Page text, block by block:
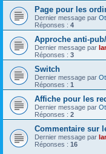
Page pour les
Dernier message par
Réponses : 4
Approche anti-
Dernier message par
Réponses : 3
Switch
Dernier message par
Réponses : 1
Affiche pour les
Dernier message par
Réponses : 2
Commentaire sur
Dernier message par
Réponses : 16